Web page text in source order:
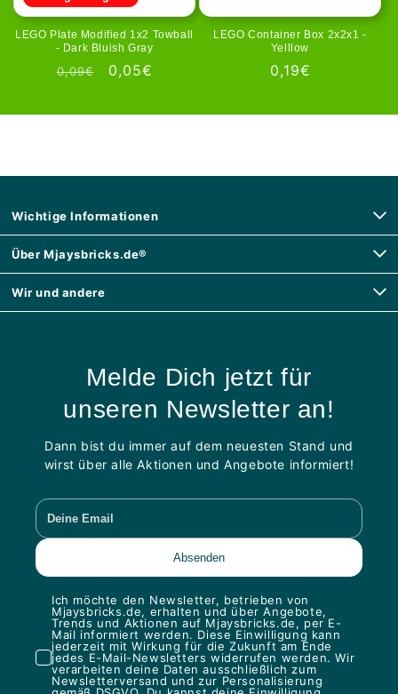
LEGO Plate Modified 1x2 Towball
- Dark Bluish Gray
Normaler
0,09€ Verkaufspreis
0,05€
LEGO Container Box 2x2x1 -
Yelllow
Normaler
0,19€
Wichtige Informationen
Über Mjaysbricks.de®
Wir und andere
Melde Dich jetzt für
unseren Newsletter an!
Dann bist du immer auf dem neuesten Stand und
wirst über alle Aktionen und Angebote informiert!
Ich möchte den Newsletter, betrieben von
Mjaysbricks.de, erhalten und über Angebote,
Trends und Aktionen auf Mjaysbricks.de, per E-
Mail informiert werden. Diese Einwilligung kann
jederzeit mit Wirkung für die Zukunft am Ende
jedes E-Mail-Newsletters widerrufen werden. Wir
verarbeiten deine Daten ausschließlich zum
Newsletterversand und zur Personalisierung